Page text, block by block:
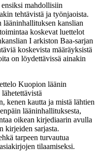
mahdollisiin
tehtävistä ja työnjaoista.
kanslian
koskevat luettelot
I arkiston Baa-sarjan
koskevista määräyksistä
on löydettävissä ainakin
Kuopion läänin
kenen kautta ja mistä lähtien
lääninhallituksesta,
oikean kirjediaarin avulla
kirjeiden sarjasta.
tarpeen turvautua
tilaamiseksi.